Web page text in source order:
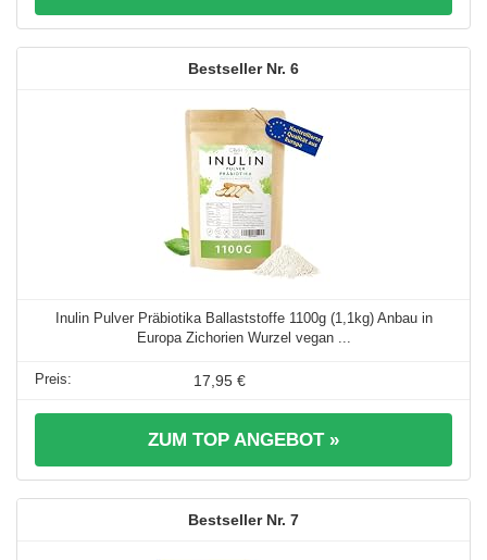
6
Inulin Pulver Präbiotika Ballaststoffe 1100g (1,1kg) Anbau in
Europa Zichorien Wurzel vegan ...
17,95 €
ZUM TOP ANGEBOT »
7